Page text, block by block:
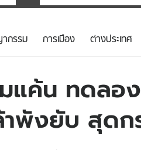
ดูดวง - ตร
สถิติหวยไทย
หวยลาว
กรรม การเมือง ต่างประเทศ
แค้น ทดลอ
าพังยับ สุดก